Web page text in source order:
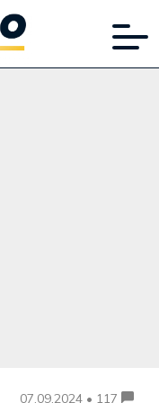
07.09.2024 • 117